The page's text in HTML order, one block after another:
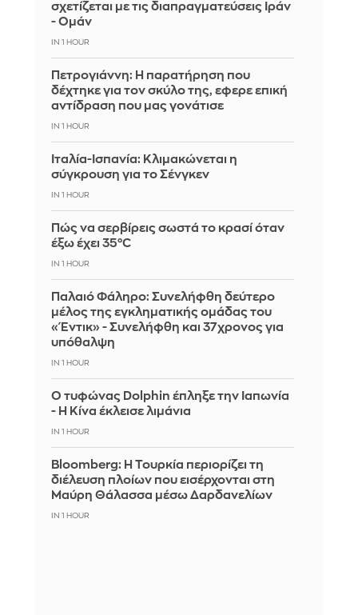
σχετίζεται με τις διαπραγματεύσεις Ιράν
- Ομάν
IN 1 HOUR
Πετρογιάννη: Η παρατήρηση που
δέχτηκε για τον σκύλο της, εφερε επική
αντίδραση που μας γονάτισε
IN 1 HOUR
Ιταλία-Ισπανία: Κλιμακώνεται η
σύγκρουση για το Σένγκεν
IN 1 HOUR
Πώς να σερβίρεις σωστά το κρασί όταν
έξω έχει 35°C
IN 1 HOUR
Παλαιό Φάληρο: Συνελήφθη δεύτερο
μέλος της εγκληματικής ομάδας του
«Έντικ» - Συνελήφθη και 37χρονος για
υπόθαλψη
IN 1 HOUR
Ο τυφώνας Dolphin έπληξε την Ιαπωνία
- Η Κίνα έκλεισε λιμάνια
IN 1 HOUR
Bloomberg: Η Τουρκία περιορίζει τη
διέλευση πλοίων που εισέρχονται στη
Μαύρη Θάλασσα μέσω Δαρδανελίων
IN 1 HOUR